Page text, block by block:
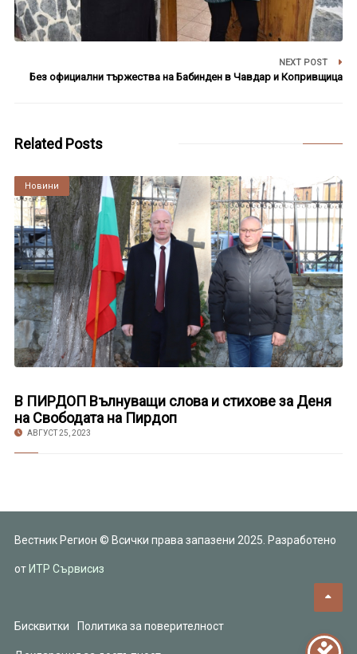
NEXT POST
Без официални тържества на Бабинден в Чавдар и Копривщица
Related Posts
Култура
Новини
В ПИРДОП Вълнуващи слова и стихове за Деня
на Свободата на Пирдоп
АВГУСТ 25, 2023
Вестник Регион © Всички права запазени 2025. Разработено
от ИТР Сървисиз
Бисквитки Политика за поверителност